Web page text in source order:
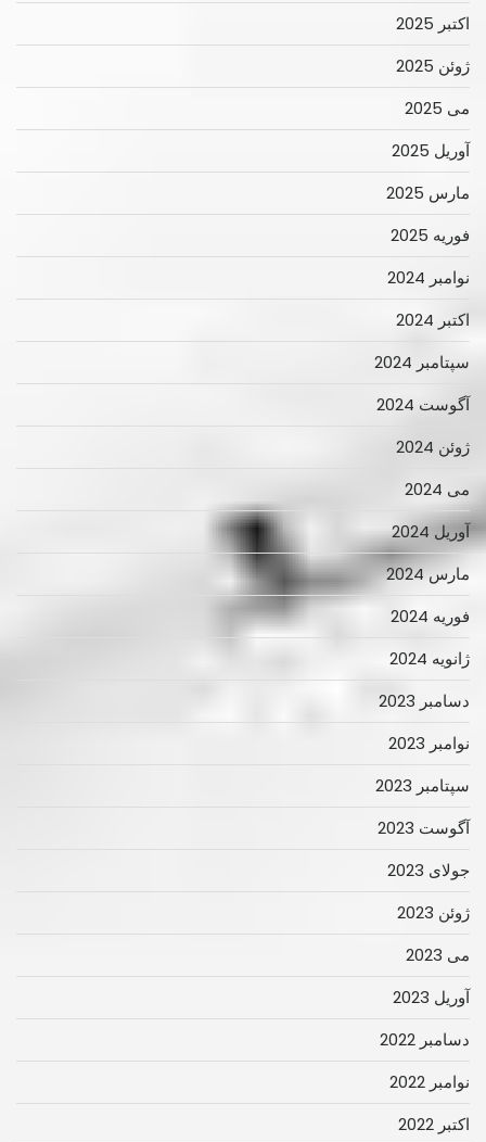
اکتبر 2025
ژوئن 2025
می 2025
آوریل 2025
مارس 2025
فوریه 2025
نوامبر 2024
اکتبر 2024
سپتامبر 2024
آگوست 2024
ژوئن 2024
می 2024
آوریل 2024
مارس 2024
فوریه 2024
ژانویه 2024
دسامبر 2023
نوامبر 2023
سپتامبر 2023
آگوست 2023
جولای 2023
ژوئن 2023
می 2023
آوریل 2023
دسامبر 2022
نوامبر 2022
اکتبر 2022